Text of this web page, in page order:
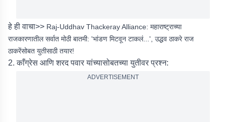
हे ही वाचा>> Raj-Uddhav Thackeray Alliance: महाराष्ट्राच्या
राजकारणातील सर्वात मोठी बातमी: 'भांडण मिटवून टाकलं...', उद्धव ठाकरे राज
ठाकरेंसोबत युतीसाठी तयार!
2. काँग्रेस आणि शरद पवार यांच्यासोबतच्या युतीवर प्रश्न:
ADVERTISEMENT